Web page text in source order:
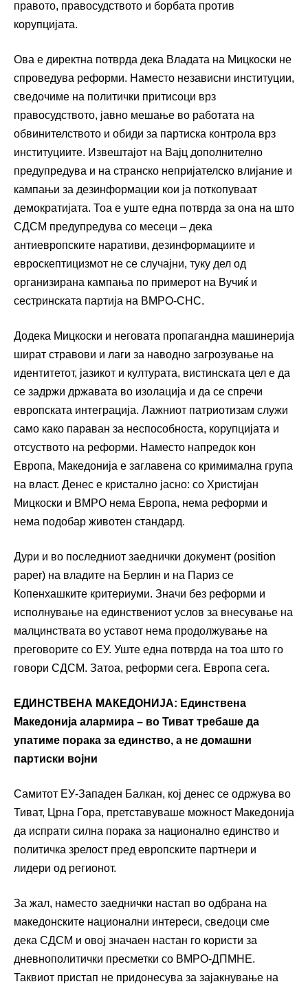
правото, правосудството и борбата против
корупцијата.
Ова е директна потврда дека Владата на Мицкоски не
спроведува реформи. Наместо независни институции,
сведочиме на политички притисоци врз
правосудството, јавно мешање во работата на
обвинителството и обиди за партиска контрола врз
институциите. Извештајот на Вајц дополнително
предупредува и на странско непријателско влијание и
кампањи за дезинформации кои ја поткопуваат
демократијата. Тоа е уште една потврда за она на што
СДСМ предупредува со месеци – дека
антиевропските наративи, дезинформациите и
евроскептицизмот не се случајни, туку дел од
организирана кампања по примерот на Вучиќ и
сестринската партија на ВМРО-СНС.
Додека Мицкоски и неговата пропагандна машинерија
шират стравови и лаги за наводно загрозување на
идентитетот, јазикот и културата, вистинската цел е да
се задржи државата во изолација и да се спречи
европската интеграција. Лажниот патриотизам служи
само како параван за неспособноста, корупцијата и
отсуството на реформи. Наместо напредок кон
Европа, Македонија е заглавена со кримимална група
на власт. Денес е кристално јасно: со Христијан
Мицкоски и ВМРО нема Европа, нема реформи и
нема подобар животен стандард.
Дури и во последниот заеднички документ (position
paper) на владите на Берлин и на Париз се
Копенхашките критериуми. Значи без реформи и
исполнување на единствениот услов за внесување на
малцинствата во уставот нема продолжување на
преговорите со ЕУ. Уште една потврда на тоа што го
говори СДСМ. Затоа, реформи сега. Европа сега.
ЕДИНСТВЕНА МАКЕДОНИЈА: Единствена
Македонија алармира – во Тиват требаше да
упатиме порака за единство, а не домашни
партиски војни
Самитот ЕУ-Западен Балкан, кој денес се одржува во
Тиват, Црна Гора, претставуваше можност Македонија
да испрати силна порака за национално единство и
политичка зрелост пред европските партнери и
лидери од регионот.
За жал, наместо заеднички настап во одбрана на
македонските национални интереси, сведоци сме
дека СДСМ и овој значаен настан го користи за
дневнополитички пресметки со ВМРО-ДПМНЕ.
Таквиот пристап не придонесува за зајакнување на